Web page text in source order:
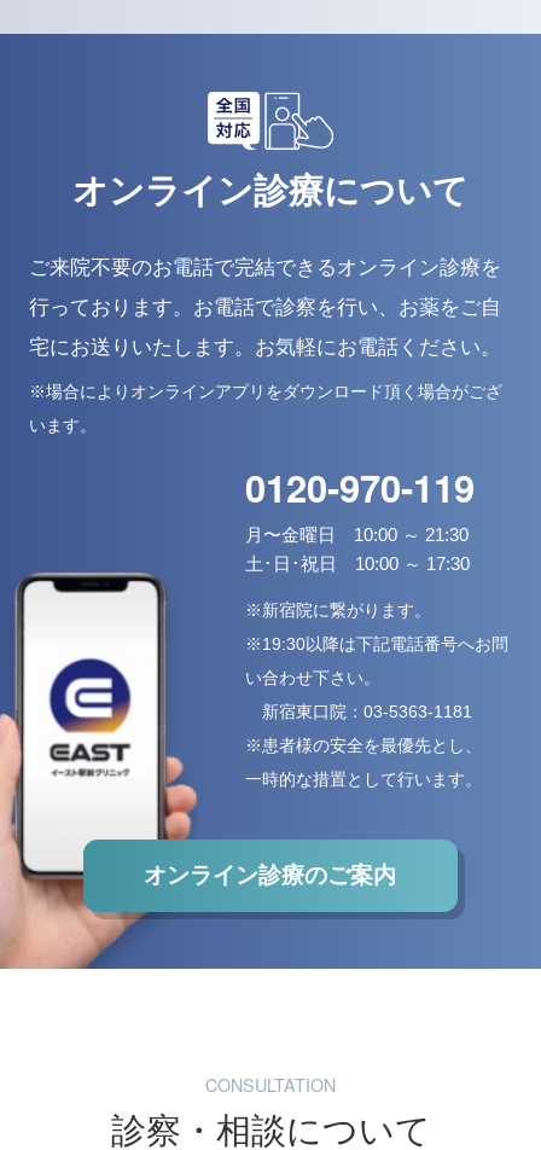
オンライン診療について
ご来院不要のお電話で完結できるオンライン診療を
行っております。 お電話で診察を行い、お薬をご自
宅にお送りいたします。お気軽にお電話ください。
※場合によりオンラインアプリをダウンロード頂く場合がござ
います。
0120-970-119
月〜金曜日 10:00 ～ 21:30
土･日･祝日 10:00 ～ 17:30
※新宿院に繋がります。
※19:30以降は下記電話番号へお問
い合わせ下さい。
新宿東口院： 03-5363-1181
※患者様の安全を最優先とし、
一時的な措置として行います。
オンライン診療のご案内
CONSULTATION
診察・相談について